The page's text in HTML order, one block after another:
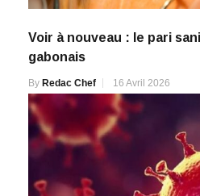
Voir à nouveau : le pari
gabonais
By Redac Chef 16 Avril 2026